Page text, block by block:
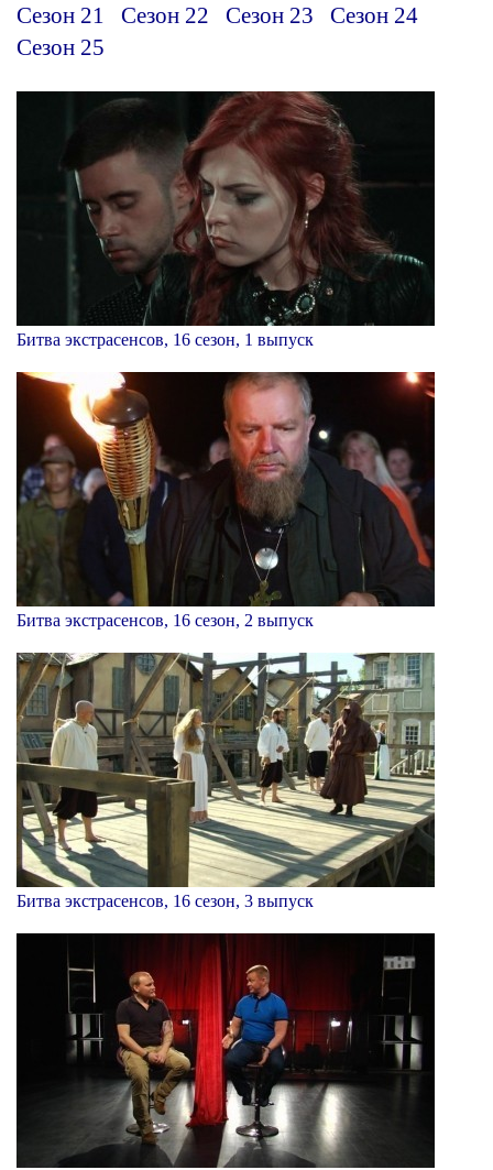
Сезон 21
Сезон 22 Сезон 23
Сезон 24
Сезон 25
Битва экстрасенсов, 16 сезон, 1 выпуск
Битва экстрасенсов, 16 сезон, 2 выпуск
Битва экстрасенсов, 16 сезон, 3 выпуск